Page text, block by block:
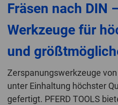
Fräsen nach DIN
Werkzeuge für
und
Zerspanungswerkzeuge von
unter Einhaltung höchster
gefertigt. PFERD TOOLS